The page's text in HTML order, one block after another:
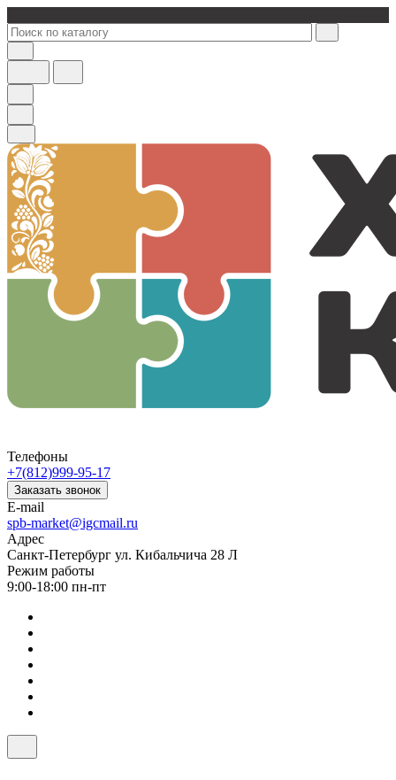
Телефоны
+7(812)999-95-17
Заказать звонок
E-mail
spb-market@igcmail.ru
Адрес
Санкт-Петербург ул. Кибальчича 28 Л
Режим работы
9:00-18:00 пн-пт